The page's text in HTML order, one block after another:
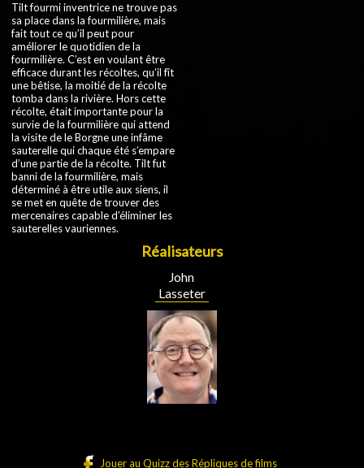
Tilt fourmi inventrice ne trouve pas
sa place dans la fourmilière, mais
fait tout ce qu’il peut pour
améliorer le quotidien de la
fourmilière. C’est en voulant être
efficace durant les récoltes, qu’il fît
une bêtise, la moitié de la récolte
tomba dans la rivière. Hors cette
récolte, était importante pour la
survie de la fourmilière qui attend
la visite de le Borgne une infâme
sauterelle qui chaque été s’empare
d’une partie de la récolte. Tilt fut
banni de la fourmilière, mais
déterminé à être utile aux siens, il
se met en quête de trouver des
mercenaires capable d’éliminer les
sauterelles vauriennes.
Réalisateurs
John
Lasseter
Jouer au Quizz des Répliques de films